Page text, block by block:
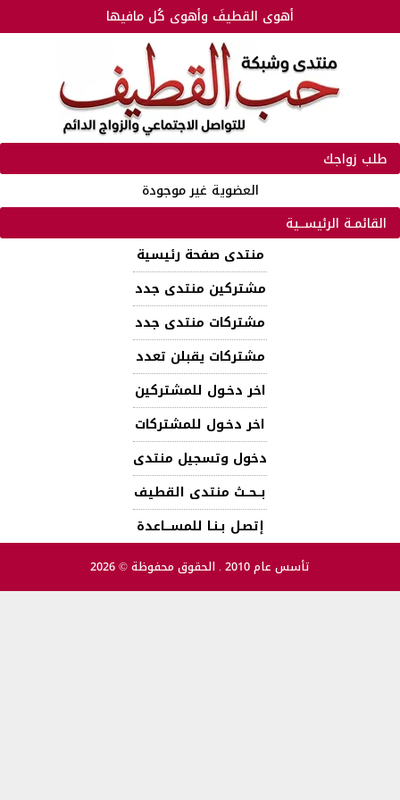
أهوى القطيفَ وأهوى كُل مافيها
طلب زواجك
العضوية غير موجودة
القائمـة الرئيســية
منتدى صفحة رئيسية
مشتركين منتدى جدد
مشتركات منتدى جدد
مشتركات يقبلن تعدد
اخر دخـول للمشتركين
اخر دخـول للمشتركات
دخول وتسجيل منتدى
بــحــث منتدى القطيف
إتصـل بـنـا للمســـاعدة
تأسس عام 2010 . الحقوق محفوظة © 2026